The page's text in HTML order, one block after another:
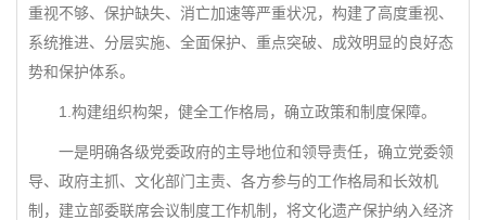
重视不够、保护缺失、消亡加速等严重状况，构建了高度重视、
系统推进、分层实施、全面保护、重点突破、成效明显的良好态
势和保护体系。
1.构建组织构架，健全工作格局，确立政策和制度保障。
一是明确各级党委政府的主导地位和领导责任，确立党委领
导、政府主抓、文化部门主责、各方参与的工作格局和长效机
制，建立部委联席会议制度工作机制，将文化遗产保护纳入经济